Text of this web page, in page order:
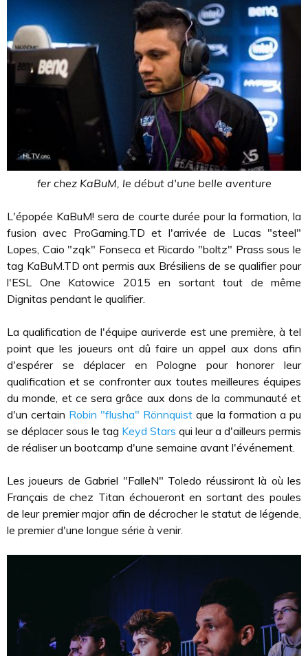
fer chez KaBuM, le début d'une belle aventure
L'épopée KaBuM! sera de courte durée pour la formation, la
fusion avec ProGaming.TD et l'arrivée de Lucas "steel"
Lopes, Caio "zqk" Fonseca et Ricardo "boltz" Prass sous le
tag KaBuM.TD ont permis aux Brésiliens de se qualifier pour
l'ESL One Katowice 2015 en sortant tout de même
Dignitas pendant le qualifier.
La qualification de l'équipe auriverde est une première, à tel
point que les joueurs ont dû faire un appel aux dons afin
d'espérer se déplacer en Pologne pour honorer leur
qualification et se confronter aux toutes meilleures équipes
du monde, et ce sera grâce aux dons de la communauté et
d'un certain Robin "flusha" Rönnquist que la formation a pu
se déplacer sous le tag Keyd Stars qui leur a d'ailleurs permis
de réaliser un bootcamp d'une semaine avant l'événement.
Les joueurs de Gabriel "FalleN" Toledo réussiront là où les
Français de chez Titan échoueront en sortant des poules
de leur premier major afin de décrocher le statut de légende,
le premier d'une longue série à venir.